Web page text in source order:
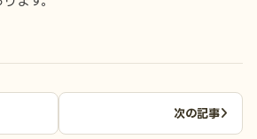
次の記事